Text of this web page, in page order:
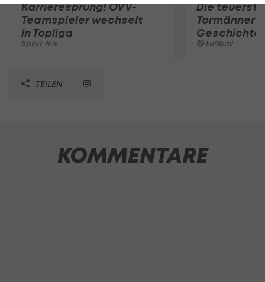
Karrieresprung! ÖVV-
Teamspieler wechselt
in Topliga
Sport-Mix
Die
Tormänner
Geschichte
Fußball
TEILEN
KOMMENTARE